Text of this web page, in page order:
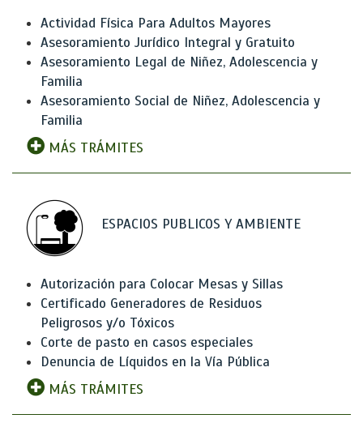
Actividad Física Para Adultos Mayores
Asesoramiento Jurídico Integral y Gratuito
Asesoramiento Legal de Niñez, Adolescencia y
Familia
Asesoramiento Social de Niñez, Adolescencia y
Familia
MÁS TRÁMITES
ESPACIOS PUBLICOS Y AMBIENTE
Autorización para Colocar Mesas y Sillas
Certificado Generadores de Residuos
Peligrosos y/o Tóxicos
Corte de pasto en casos especiales
Denuncia de Líquidos en la Vía Pública
MÁS TRÁMITES